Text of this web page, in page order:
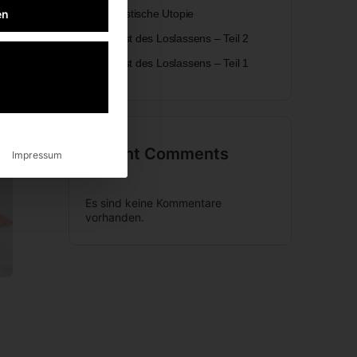
Die realistische Utopie
Die Kunst des Loslassens – Teil 2
Die Kunst des Loslassens – Teil 1
Recent Comments
Es sind keine Kommentare
vorhanden.
Impressum